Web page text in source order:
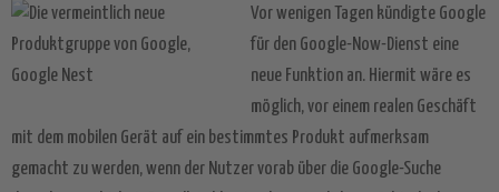
Vor wenigen Tagen kündigte Google
für den Google-Now-Dienst eine
neue Funktion an. Hiermit wäre es
möglich, vor einem realen Geschäft
mit dem mobilen Gerät auf ein bestimmtes Produkt aufmerksam
gemacht zu werden, wenn der Nutzer vorab über die Google-Suche